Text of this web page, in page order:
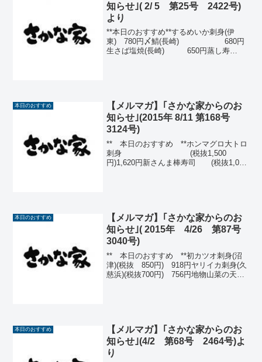
知らせ｣( 2/ 5 第25号 2422号)
より
**本日のおすすめ**するめいか刺身(伊
東) 780円〆鯖(長崎) 680円
生さば塩焼(長崎) 650円蒸し寿
本日のおすすめ
【メルマガ】｢さかな家からのお
知らせ｣(2015年 8/11 第168号
3124号)
** 本日のおすすめ **ホンマグロ大トロ
刺身 (税抜1,500
円)1,620円新さんま棒寿司 (税抜1,000
本日のおすすめ
【メルマガ】｢さかな家からのお
知らせ｣( 2015年 4/26 第87号
3040号)
** 本日のおすすめ **初カツオ刺身(沼
津)(税抜 850円) 918円ヤリイカ刺身(久
慈浜)(税抜700円) 756円地物山菜の天ぷ
本日のおすすめ
【メルマガ】｢さかな家からのお
知らせ｣(4/2 第68号 2464号)よ
り